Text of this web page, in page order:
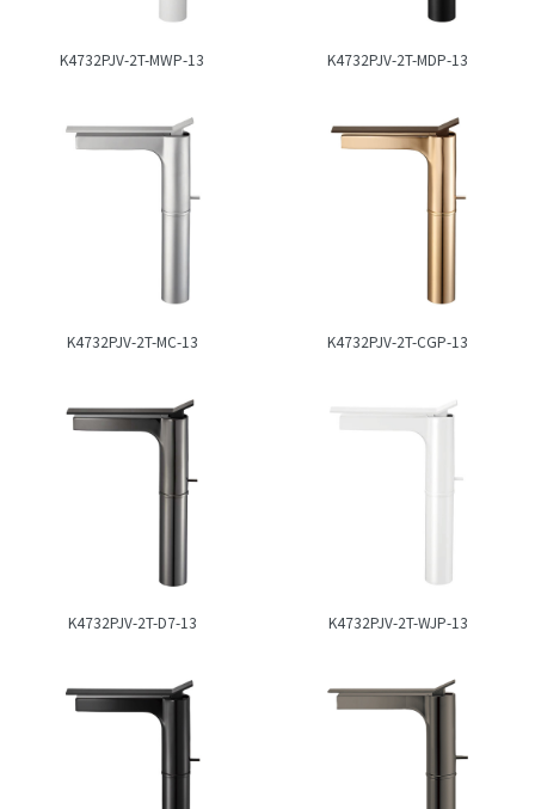
K4732PJV-2T-MWP-13 K4732PJV-2T-MDP-13
K4732PJV-2T-MC-13 K4732PJV-2T-CGP-13
K4732PJV-2T-D7-13 K4732PJV-2T-WJP-13